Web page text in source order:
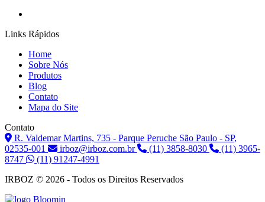
Links Rápidos
Home
Sobre Nós
Produtos
Blog
Contato
Mapa do Site
Contato
R. Valdemar Martins, 735 - Parque Peruche São Paulo - SP,
02535-001
irboz@irboz.com.br (11) 3858-8030
(11) 3965-
8747
(11) 91247-4991
IRBOZ © 2026 - Todos os Direitos Reservados